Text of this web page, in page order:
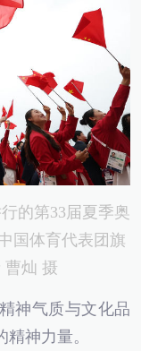
的第33届夏季奥
国体育代表团旗
曹灿 摄
神气质与文化品
神力量。